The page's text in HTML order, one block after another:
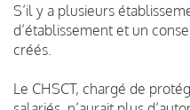
S’il y a plusieurs
d’établissement et un
créés.
Le CHSCT, chargé de